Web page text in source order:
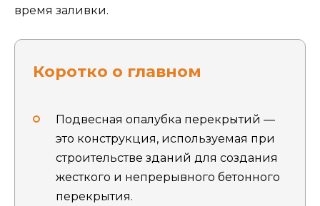
время заливки.
Коротко о главном
Подвесная опалубка перекрытий —
это конструкция, используемая при
строительстве зданий для создания
жесткого и непрерывного бетонного
перекрытия.